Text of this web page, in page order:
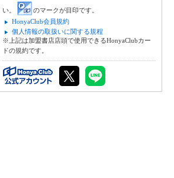
い。
のマークが目印です。
HonyaClub会員規約
個人情報の取扱いに関する規程
※上記は加盟書店店頭で使用できるHonyaClubカー
ドの規約です。